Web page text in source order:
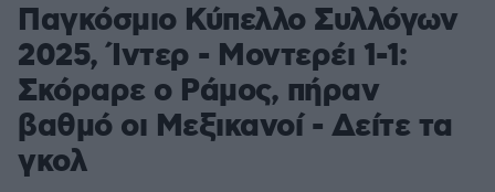
Παγκόσμιο Κύπελλο Συλλόγων
2025, Ίντερ - Μοντερέι 1-1:
Σκόραρε ο Ράμος, πήραν
βαθμό οι Μεξικανοί - Δείτε τα
γκολ